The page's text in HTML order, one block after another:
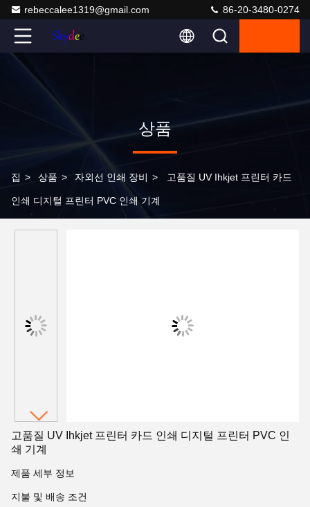
rebeccalee1319@gmail.com 86-20-3480-0274
상품
집 > 상품 > 자외선 인쇄 장비 > 고품질 UV Ihkjet 프린터 카드
인쇄 디지털 프린터 PVC 인쇄 기계
고품질 UV Ihkjet 프린터 카드 인쇄 디지털 프린터 PVC 인
쇄 기계
제품 세부 정보
지불 및 배송 조건